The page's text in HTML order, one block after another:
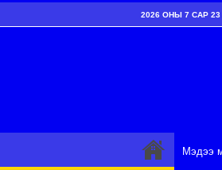
2026 ОНЫ 7 САР 23
Мэдээ